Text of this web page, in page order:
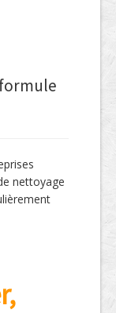
nettoyage